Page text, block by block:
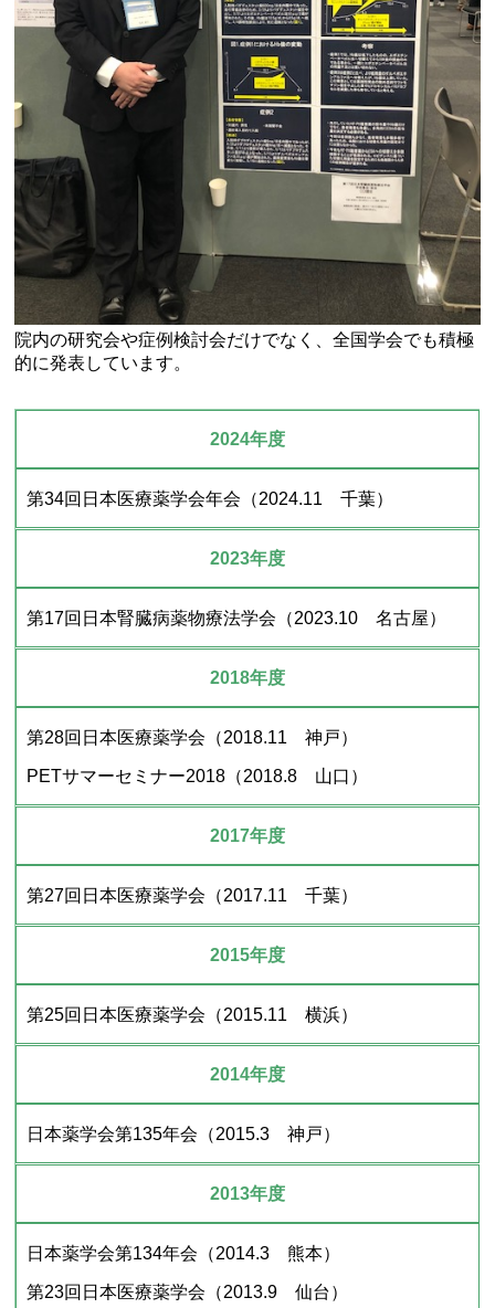
院内の研究会や症例検討会だけでなく、全国学会でも積極
的に発表しています。
2024年度
第34回日本医療薬学会年会（2024.11 千葉）
2023年度
第17回日本腎臓病薬物療法学会（2023.10 名古屋）
2018年度
第28回日本医療薬学会（2018.11 神戸）
PETサマーセミナー2018（2018.8 山口）
2017年度
第27回日本医療薬学会（2017.11 千葉）
2015年度
第25回日本医療薬学会（2015.11 横浜）
2014年度
日本薬学会第135年会（2015.3 神戸）
2013年度
日本薬学会第134年会（2014.3 熊本）
第23回日本医療薬学会（2013.9 仙台）